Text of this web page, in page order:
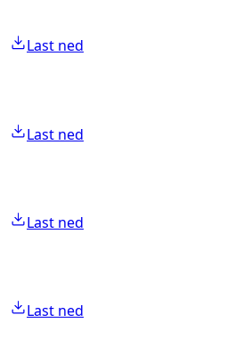
Last ned
Last ned
Last ned
Last ned